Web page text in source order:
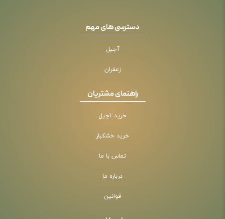
دسترسی های مهم
آجیل
زعفران
راهنمای مشتریان
خرید آجیل
خرید خشکبار
تماس با ما
درباره ما
قوانین